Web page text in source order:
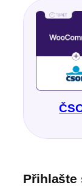
Přihlašte